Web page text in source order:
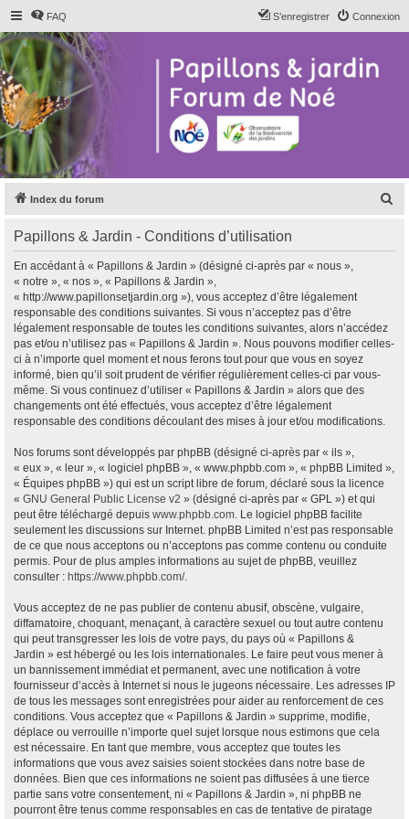
FAQ Connexion
S’enregistrer
Index du forum
Papillons & Jardin - Conditions d’utilisation
En accédant à « Papillons & Jardin » (désigné ci-après par « nous »,
« notre », « nos », « Papillons & Jardin »,
« http://www.papillonsetjardin.org »), vous acceptez d’être légalement
responsable des conditions suivantes. Si vous n’acceptez pas d’être
légalement responsable de toutes les conditions suivantes, alors n’accédez
pas et/ou n’utilisez pas « Papillons & Jardin ». Nous pouvons modifier celles-
ci à n’importe quel moment et nous ferons tout pour que vous en soyez
informé, bien qu’il soit prudent de vérifier régulièrement celles-ci par vous-
même. Si vous continuez d’utiliser « Papillons & Jardin » alors que des
changements ont été effectués, vous acceptez d’être légalement
responsable des conditions découlant des mises à jour et/ou modifications.
Nos forums sont développés par phpBB (désigné ci-après par « ils »,
« eux », « leur », « logiciel phpBB », « www.phpbb.com », « phpBB Limited »,
« Équipes phpBB ») qui est un script libre de forum, déclaré sous la licence
« GNU General Public License v2 » (désigné ci-après par « GPL ») et qui
peut être téléchargé depuis www.phpbb.com. Le logiciel phpBB facilite
seulement les discussions sur Internet. phpBB Limited n’est pas responsable
de ce que nous acceptons ou n’acceptons pas comme contenu ou conduite
permis. Pour de plus amples informations au sujet de phpBB, veuillez
consulter : https://www.phpbb.com/.
Vous acceptez de ne pas publier de contenu abusif, obscène, vulgaire,
diffamatoire, choquant, menaçant, à caractère sexuel ou tout autre contenu
qui peut transgresser les lois de votre pays, du pays où « Papillons &
Jardin » est hébergé ou les lois internationales. Le faire peut vous mener à
un bannissement immédiat et permanent, avec une notification à votre
fournisseur d’accès à Internet si nous le jugeons nécessaire. Les adresses IP
de tous les messages sont enregistrées pour aider au renforcement de ces
conditions. Vous acceptez que « Papillons & Jardin » supprime, modifie,
déplace ou verrouille n’importe quel sujet lorsque nous estimons que cela
est nécessaire. En tant que membre, vous acceptez que toutes les
informations que vous avez saisies soient stockées dans notre base de
données. Bien que ces informations ne soient pas diffusées à une tierce
partie sans votre consentement, ni « Papillons & Jardin », ni phpBB ne
pourront être tenus comme responsables en cas de tentative de piratage